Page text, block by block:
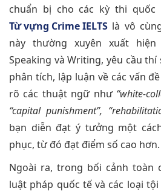
chuẩn bị cho các kỳ thi
Từ vựng Crime IELTS là vô
này thường xuyên xuất
Speaking và Writing, yêu cầu
phân tích, lập luận về các vấn
rõ các thuật ngữ như “white-
“capital punishment”,
bạn diễn đạt ý tưởng một
phục, từ đó đạt điểm số cao hơn.
Ngoài ra, trong bối cảnh toàn
luật pháp quốc tế và các loại